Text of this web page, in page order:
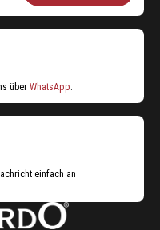
über WhatsApp.
einfach an